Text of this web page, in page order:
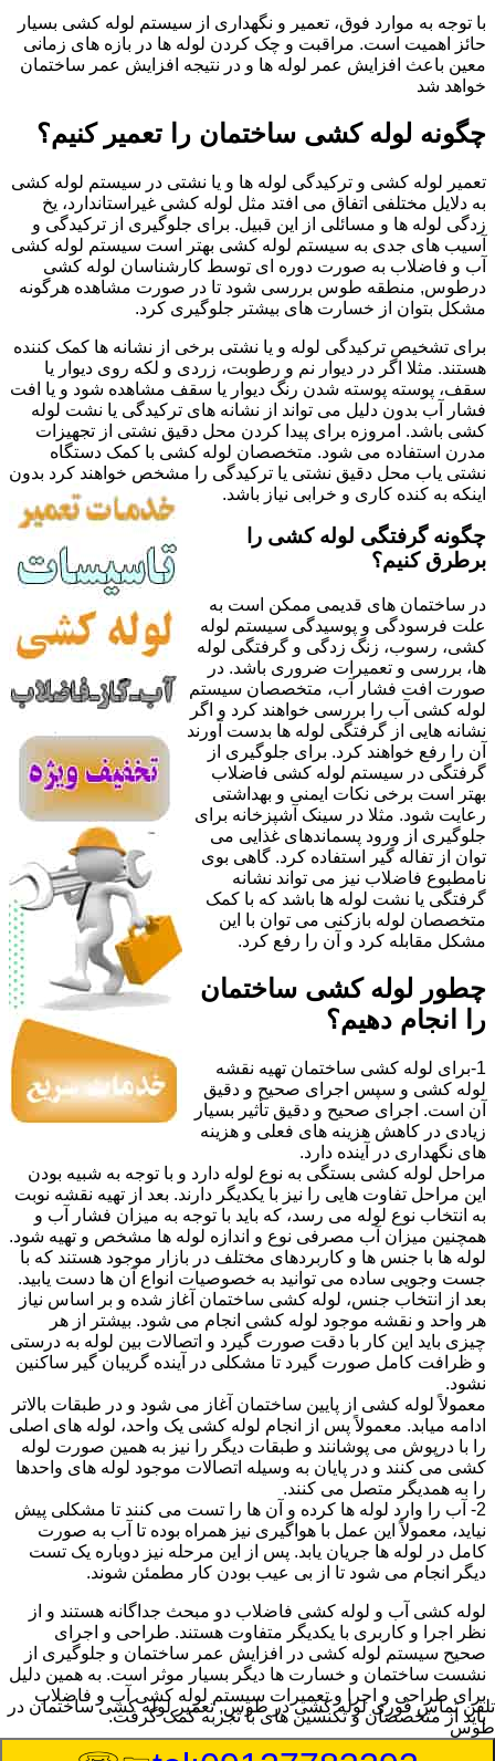
با توجه به موارد فوق، تعمیر و نگهداری از سیستم لوله کشی بسیار
حائز اهمیت است. مراقبت و چک کردن لوله ها در بازه های زمانی
معین باعث افزایش عمر لوله ها و در نتیجه افزایش عمر ساختمان
خواهد شد
چگونه لوله کشی ساختمان را تعمیر کنیم؟
تعمیر لوله کشی و ترکیدگی لوله ها و یا نشتی در سیستم لوله کشی
به دلایل مختلفی اتفاق می افتد مثل لوله کشی غیراستاندارد، یخ
زدگی لوله ها و مسائلی از این قبیل. برای جلوگیری از ترکیدگی و
آسیب های جدی به سیستم لوله کشی بهتر است سیستم لوله کشی
آب و فاضلاب به صورت دوره ای توسط کارشناسان لوله کشی
درطوس, منطقه طوس بررسی شود تا در صورت مشاهده هرگونه
مشکل بتوان از خسارت های بیشتر جلوگیری کرد.
برای تشخیص ترکیدگی لوله و یا نشتی برخی از نشانه ها کمک کننده
هستند. مثلا اگر در دیوار نم و رطوبت، زردی و لکه روی دیوار یا
سقف، پوسته پوسته شدن رنگ دیوار یا سقف مشاهده شود و یا افت
فشار آب بدون دلیل می تواند از نشانه های ترکیدگی یا نشت لوله
کشی باشد. امروزه برای پیدا کردن محل دقیق نشتی از تجهیزات
مدرن استفاده می شود. متخصصان لوله کشی با کمک دستگاه
نشتی یاب محل دقیق نشتی یا ترکیدگی را مشخص خواهند کرد بدون
اینکه به کنده کاری و خرابی نیاز باشد.
چگونه گرفتگی لوله کشی را
برطرق کنیم؟
در ساختمان های قدیمی ممکن است به
علت فرسودگی و پوسیدگی سیستم لوله
کشی، رسوب، زنگ زدگی و گرفتگی لوله
ها، بررسی و تعمیرات ضروری باشد. در
صورت افت فشار آب، متخصصان سیستم
لوله کشی آب را بررسی خواهند کرد و اگر
نشانه هایی از گرفتگی لوله ها بدست آورند
آن را رفع خواهند کرد. برای جلوگیری از
گرفتگی در سیستم لوله کشی فاضلاب
بهتر است برخی نکات ایمنی و بهداشتی
رعایت شود. مثلا در سینک آشپزخانه برای
جلوگیری از ورود پسماندهای غذایی می
توان از تفاله گیر استفاده کرد. گاهی بوی
نامطبوع فاضلاب نیز می تواند نشانه
گرفتگی یا نشت لوله ها باشد که با کمک
متخصصان لوله بازکنی می توان با این
مشکل مقابله کرد و آن را رفع کرد.
چطور لوله کشی ساختمان
را انجام دهیم؟
1-برای لوله کشی ساختمان تهیه نقشه
لوله کشی و سپس اجرای صحیح و دقیق
آن است. اجرای صحیح و دقیق تأثیر بسیار
زیادی در کاهش هزینه های فعلی و هزینه
های نگهداری در آینده دارد.
مراحل لوله کشی بستگی به نوع لوله دارد و با توجه به شبیه بودن
این مراحل تفاوت هایی را نیز با یکدیگر دارند. بعد از تهیه نقشه نوبت
به انتخاب نوع لوله می رسد، که باید با توجه به میزان فشار آب و
همچنین میزان آب مصرفی نوع و اندازه لوله ها مشخص و تهیه شود.
لوله ها با جنس ها و کاربردهای مختلف در بازار موجود هستند که با
جست وجویی ساده می توانید به خصوصیات انواع آن ها دست یابید.
بعد از انتخاب جنس، لوله کشی ساختمان آغاز شده و بر اساس نیاز
هر واحد و نقشه موجود لوله کشی انجام می شود. بیشتر از هر
چیزی باید این کار با دقت صورت گیرد و اتصالات بین لوله به درستی
و ظرافت کامل صورت گیرد تا مشکلی در آینده گریبان گیر ساکنین
نشود.
معمولاً لوله کشی از پایین ساختمان آغاز می شود و در طبقات بالاتر
ادامه میابد. معمولاً پس از انجام لوله کشی یک واحد، لوله های اصلی
را با درپوش می پوشانند و طبقات دیگر را نیز به همین صورت لوله
کشی می کنند و در پایان به وسیله اتصالات موجود لوله های واحدها
را به همدیگر متصل می کنند.
2- آب را وارد لوله ها کرده و آن ها را تست می کنند تا مشکلی پیش
نیاید، معمولاً این عمل با هواگیری نیز همراه بوده تا آب به صورت
کامل در لوله ها جریان یابد. پس از این مرحله نیز دوباره یک تست
دیگر انجام می شود تا از بی عیب بودن کار مطمئن شوند.
لوله کشی آب و لوله کشی فاضلاب دو مبحث جداگانه هستند و از
نظر اجرا و کاربری با یکدیگر متفاوت هستند. طراحی و اجرای
صحیح سیستم لوله کشی در افزایش عمر ساختمان و جلوگیری از
نشست ساختمان و خسارت ها دیگر بسیار موثر است. به همین دلیل
برای طراحی و اجرا و تعمیرات سیستم لوله کشی آب و فاضلاب
باید از متخصصان و تکنسین های با تجربه کمک گرفت.
تلفن تماس فوریلوله کشی در طوس, تعمیر لوله کشی ساختمان در
طوس